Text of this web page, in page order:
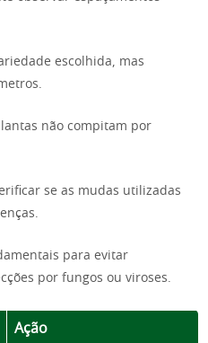
escolhida, mas
não compitam por
se as mudas utilizadas
para evitar
por fungos ou viroses.
Ação